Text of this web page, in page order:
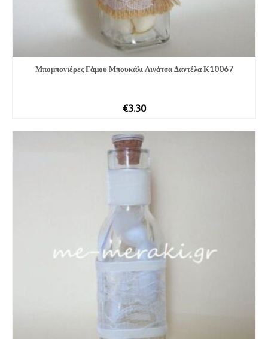
Μπομπονιέρες Γάμου Μπουκάλι Λινάτσα Δαντέλα Κ10067
€3.30